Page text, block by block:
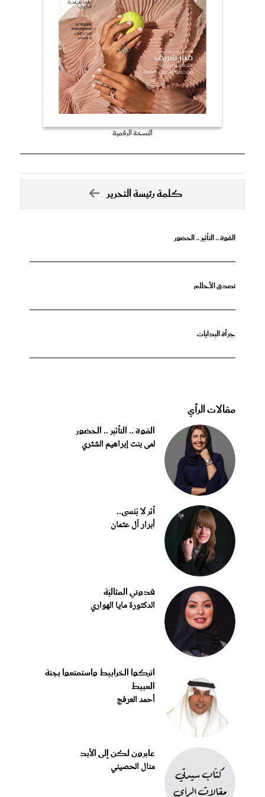
النسخة الرقمية
كلمة رئيسة التحرير
القوة .. التأثير .. الحضور
تصدق الأحلام
جرأة البدايات
مقالات الرأي
القوة .. التأثير .. الحضور
لمى بنت إبراهيم الشثري
أثر لا يُنسى..
أبرار آل عثمان
قدوتي المثاليّة
الدكتورة مايا الهواري
اتركوا الخرابيط واستمتعوا بجنة
العبيط
أحمد العرفج
عابرون لكن إلى الأبد
منال الحصيني